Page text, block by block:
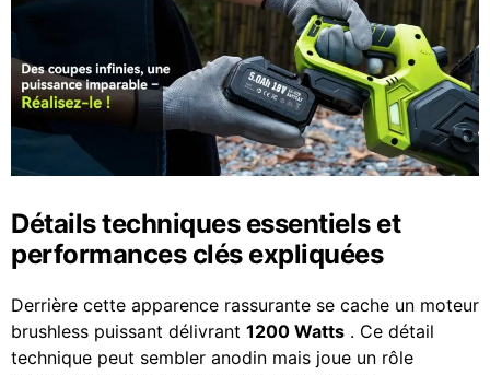
Détails techniques essentiels et
performances clés expliquées
Derrière cette apparence rassurante se cache un moteur
brushless puissant délivrant 1200 Watts . Ce détail
technique peut sembler anodin mais joue un rôle